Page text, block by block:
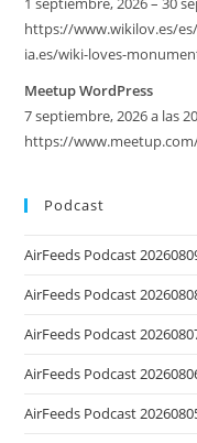
https://www.wikilov.es/
ia.es/wiki-loves-
Meetup WordPress
7 septiembre, 2026 a las
https://
Podcast
AirFeeds Podcast
AirFeeds Podcast
AirFeeds Podcast
AirFeeds Podcast
AirFeeds Podcast